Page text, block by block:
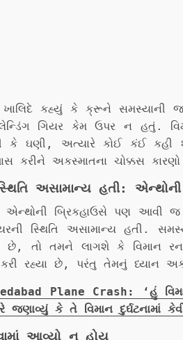
ખાલિદે કહ્યું કે ક્રૂને
ગિયર કેમ ઉપર ન હતું.
અત્યારે કોઈ કંઈ કહી
કરીને અકસ્માતના ચોક્કસ
અસામાન્ય હતી: એન્થોની
એન્થોની બ્રિકહાઉસે પણ આવી
સ્થિતિ અસામાન્ય હતી.
તો તમને લાગશે કે વિમાન
રહ્યા છે, પરંતુ તેમનું ધ્યાન
Plane Crash: ‘હું
જણાવ્યું કે તે વિમાન દુર્ઘટનામાં
આવ્યો ન હોય